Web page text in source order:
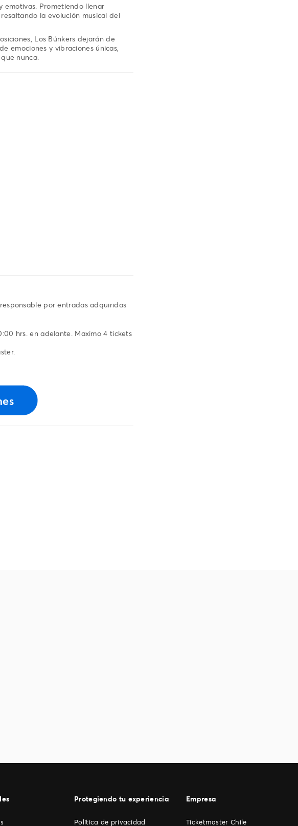
emotivas. Prometiendo llenar
la evolución musical del
Los Búnkers dejarán de
emociones y vibraciones únicas,
nunca.
por entradas adquiridas
hrs. en adelante. Maximo 4 tickets
Protegiendo tu experiencia
Política de privacidad
Empresa
Ticketmaster Chile